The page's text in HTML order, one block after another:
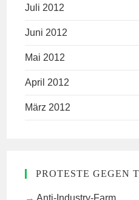
Juli 2012
Juni 2012
Mai 2012
April 2012
März 2012
PROTESTE GEGEN
Anti-Industry-Farm